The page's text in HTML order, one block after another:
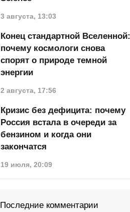
3 августа, 13:03
Конец стандартной Вселенной:
почему космологи снова
спорят о природе темной
энергии
2 августа, 17:56
Кризис без дефицита: почему
Россия встала в очереди за
бензином и когда они
закончатся
19 июля, 20:09
Последние комментарии